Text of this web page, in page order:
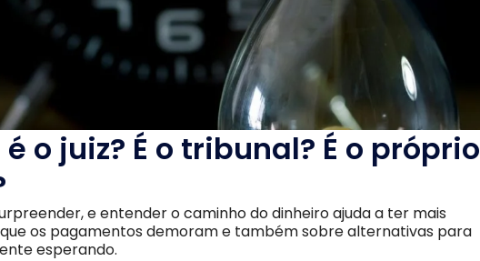
o juiz? É o tribunal? É o próprio
e entender o caminho do dinheiro ajuda a ter mais
os pagamentos demoram e também sobre alternativas para
esperando.